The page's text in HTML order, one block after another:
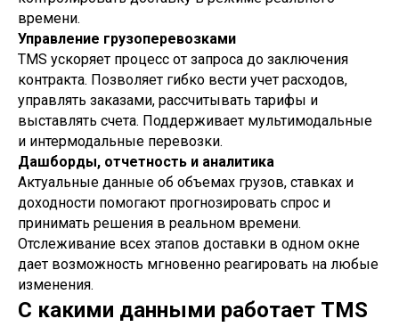
времени.
Управление грузоперевозками
TMS ускоряет процесс от запроса до заключения
контракта. Позволяет гибко вести учет расходов,
управлять заказами, рассчитывать тарифы и
выставлять счета. Поддерживает мультимодальные
и интермодальные перевозки.
Дашборды, отчетность и аналитика
Актуальные данные об объемах грузов, ставках и
доходности помогают прогнозировать спрос и
принимать решения в реальном времени.
Отслеживание всех этапов доставки в одном окне
дает возможность мгновенно реагировать на любые
изменения.
С какими данными работает TMS